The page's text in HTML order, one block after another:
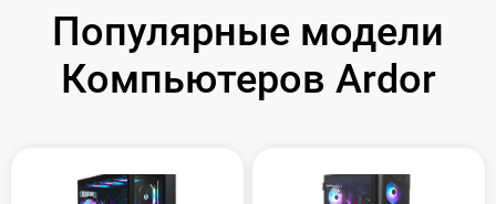
Популярные модели
Компьютеров Ardor